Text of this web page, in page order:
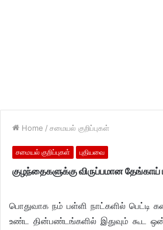
Home / சமையல் குறிப்புகள்
சமையல் குறிப்புகள் புதியவை
குழந்தைகளுக்கு விருப்பமான தேங்காய்
பொதுவாக நம் பள்ளி நாட்களில் பெட்டி
உண்ட தின்பண்டங்களில் இதுவும் கூட